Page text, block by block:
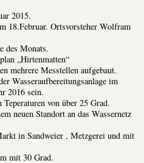
2015.
18.Februar. Ortsvorsteher Wolfram
des Monats.
„Hirtenmatten“
mehrere Messtellen aufgebaut.
Wasseraufbereitungsanlage im
2016 sein.
von über 25 Grad.
neuen Standort an das Wassernetz
in Sandweier , Metzgerei und mit
mit 30 Grad.